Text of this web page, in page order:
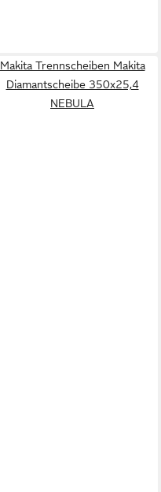
Makita Trennscheiben Makita
Diamantscheibe 350x25,4
NEBULA